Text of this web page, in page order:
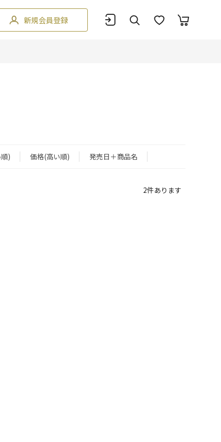
新規会員登録
) 価格(高い順) 発売日＋商品名
2件あります